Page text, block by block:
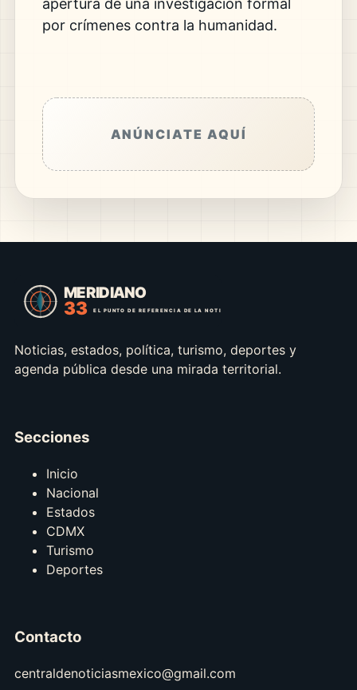
apertura de una investigación formal
por crímenes contra la humanidad.
ANÚNCIATE AQUÍ
Noticias, estados, política, turismo, deportes y
agenda pública desde una mirada territorial.
Secciones
Inicio
Nacional
Estados
CDMX
Turismo
Deportes
Contacto
centraldenoticiasmexico@gmail.com